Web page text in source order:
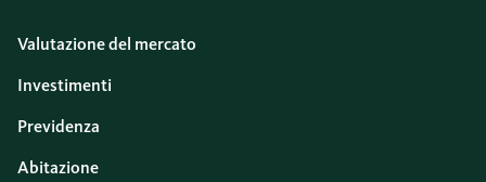
Valutazione del mercato
Investimenti
Previdenza
Abitazione